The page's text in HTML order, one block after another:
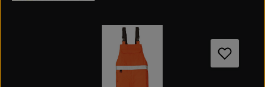
Bildergalerie überspringen